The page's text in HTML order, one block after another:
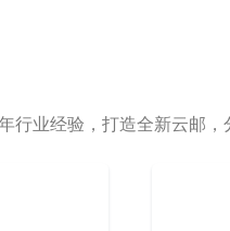
行业经验，打造全新云邮